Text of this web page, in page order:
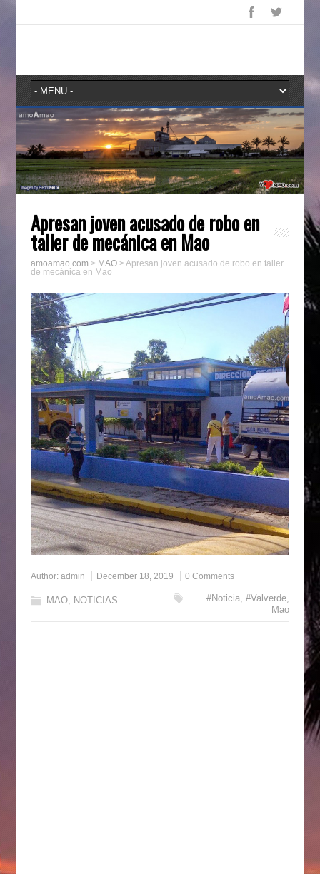
Apresan joven acusado de robo en
taller de mecánica en Mao
amoamao.com > MAO>Apresan joven acusado de robo en taller
de mecánica en Mao
Author: admin December 18, 2019 0 Comments
MAO, NOTICIAS #Noticia ,#Valverde
Mao